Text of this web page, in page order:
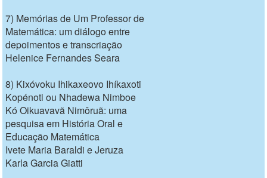
7) Memórias de Um Professor de
Matemática: um diálogo entre
depoimentos e transcriação
Helenice Fernandes Seara
8) Kixóvoku Ihikaxeovo Ihíkaxoti
Kopénoti ou Nhadewa Nimboe
Kó Oikuavavã Nimôruã: uma
pesquisa em História Oral e
Educação Matemática
Ivete Maria Baraldi e Jeruza
Karla Garcia Giatti